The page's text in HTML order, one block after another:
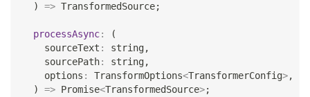
)
=> TransformedSource;
processAsync:
(
    sourceText
: string,
    sourcePath
: string,
    options
: TransformOptions<TransformerConfig>,
)
=> Promise<TransformedSource>;